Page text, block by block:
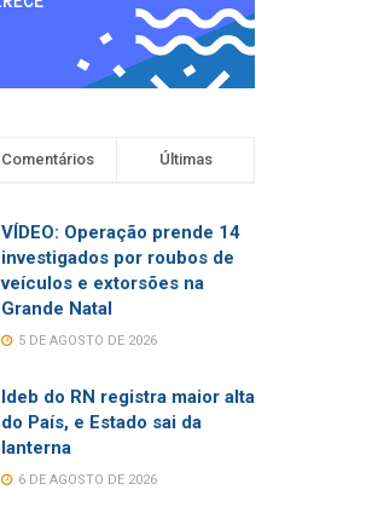
Comentários Últimas
VÍDEO: Operação prende 14
investigados por roubos de
veículos e extorsões na
Grande Natal
5 DE AGOSTO DE 2026
Ideb do RN registra maior alta
do País, e Estado sai da
lanterna
6 DE AGOSTO DE 2026